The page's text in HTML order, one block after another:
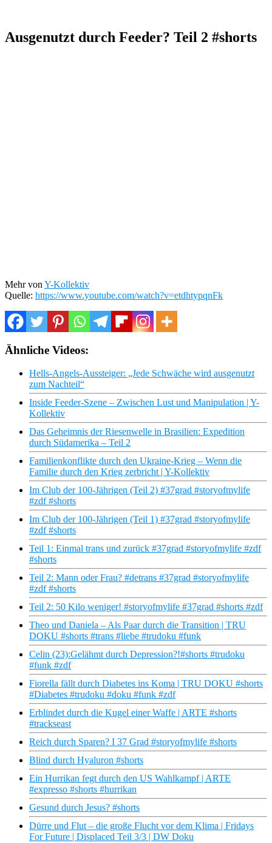
Ausgenutzt durch Feeder? Teil 2 #shorts
Mehr von Y-Kollektiv
Quelle: https://www.youtube.com/watch?v=etdhtypqnFk
Ähnliche Videos:
Hells-Angels-Aussteiger: „Jede Schwäche wird ausgenutzt
zum Nachteil“
Inside Feeder-Szene – Zwischen Lust und Manipulation | Y-
Kollektiv
Das Geheimnis der Riesenwelle in Brasilien: Expedition
durch Südamerika – Teil 2
Familienkonflikte durch den Ukraine-Krieg – Wenn die
Familie durch den Krieg zerbricht | Y-Kollektiv
Im Club der 100-Jährigen (Teil 2) #37grad #storyofmylife
#zdf #shorts
Im Club der 100-Jährigen (Teil 1) #37grad #storyofmylife
#zdf #shorts
Teil 1: Einmal trans und zurück #37grad #storyofmylife #zdf
#shorts
Teil 2: Mann oder Frau? #detrans #37grad #storyofmylife
#zdf #shorts
Teil 2: 50 Kilo weniger! #storyofmylife #37grad #shorts #zdf
Theo und Daniela – Als Paar durch die Transition | TRU
DOKU #shorts #trans #liebe #trudoku #funk
Celin (23):Gelähmt durch Depression?!#shorts #trudoku
#funk #zdf
Fiorella fällt durch Diabetes ins Koma | TRU DOKU #shorts
#Diabetes #trudoku #doku #funk #zdf
Erblindet durch die Kugel einer Waffe | ARTE #shorts
#trackseast
Reich durch Sparen? I 37 Grad #storyofmylife #shorts
Blind durch Hyaluron #shorts
Ein Hurrikan fegt durch den US Wahlkampf | ARTE
#expresso #shorts #hurrikan
Gesund durch Jesus? #shorts
Dürre und Flut – die große Flucht vor dem Klima | Fridays
For Future | Displaced Teil 3/3 | DW Doku